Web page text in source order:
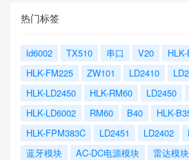
热门标签
ld6002 TX510 串口 V20
HLK-FM225
ZW101 LD2410
HLK-LD2450
HLK-RM60 LD2450
HLK-LD6002
RM60 B40 HLK-
HLK-FPM383C
LD2451 LD2402
蓝牙模块
AC-DC电源模块 雷达模块